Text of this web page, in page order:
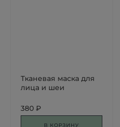
Тканевая маска для
лица и шеи
380 ₽
В КОРЗИНУ